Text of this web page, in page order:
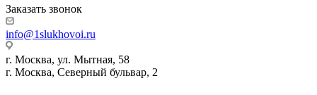
Заказать звонок
info@1slukhovoi.ru
г. Москва, ул. Мытная, 58
г. Москва, Северный бульвар, 2